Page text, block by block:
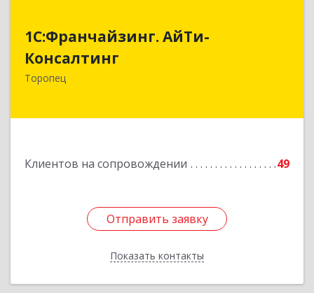
1С:Франчайзинг. АйТи-
Консалтинг
Торопец
Клиентов на сопровождении 49
Отправить заявку
Показать контакты
Консалтинг
Подробнее
Отправить заявку
Назад